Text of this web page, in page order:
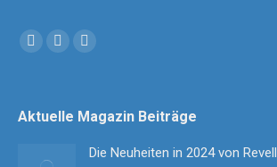
Finden Sie uns auf:
Facebook
in
YouTube
in
Instagram
in
new
Aktuelle Magazin Beiträge
Die Neuheiten in 2024 von Revell